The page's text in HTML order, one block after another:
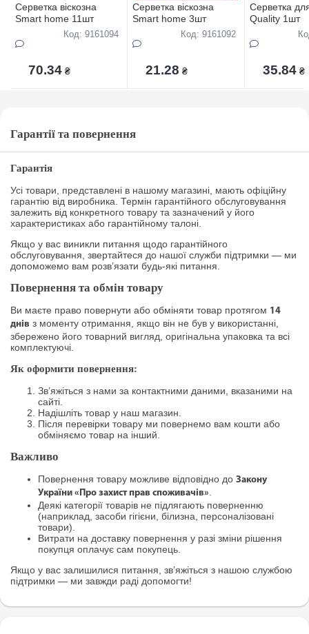
Серветка віскозна
Smart home 11шт
Код: 9161094
70.34 ₴
Серветка віскозна
Smart home 3шт
Код: 9161092
21.28 ₴
Серветка
Quality 1шт
35.84 ₴
Гарантії та повернення
Гарантія
Усі товари, представлені в нашому магазині, мають офіційну
гарантію від виробника. Термін гарантійного обслуговування
залежить від конкретного товару та зазначений у його
характеристиках або гарантійному талоні.
Якщо у вас виникли питання щодо гарантійного
обслуговування, звертайтеся до нашої служби підтримки — ми
допоможемо вам розв’язати будь-які питання.
Повернення та обмін товару
Ви маєте право повернути або обміняти товар протягом 14
днів з моменту отримання, якщо він не був у використанні,
збережено його товарний вигляд, оригінальна упаковка та всі
комплектуючі.
Як оформити повернення:
Зв’яжіться з нами за контактними даними, вказаними на
сайті.
Надішліть товар у наш магазин.
Після перевірки товару ми повернемо вам кошти або
обміняємо товар на інший.
Важливо
Повернення товару можливе відповідно до Закону
України «Про захист прав споживачів».
Деякі категорії товарів не підлягають поверненню
(наприклад, засоби гігієни, білизна, персоналізовані
товари).
Витрати на доставку повернення у разі зміни рішення
покупця оплачує сам покупець.
Якщо у вас залишилися питання, зв’яжіться з нашою службою
підтримки — ми завжди раді допомогти!